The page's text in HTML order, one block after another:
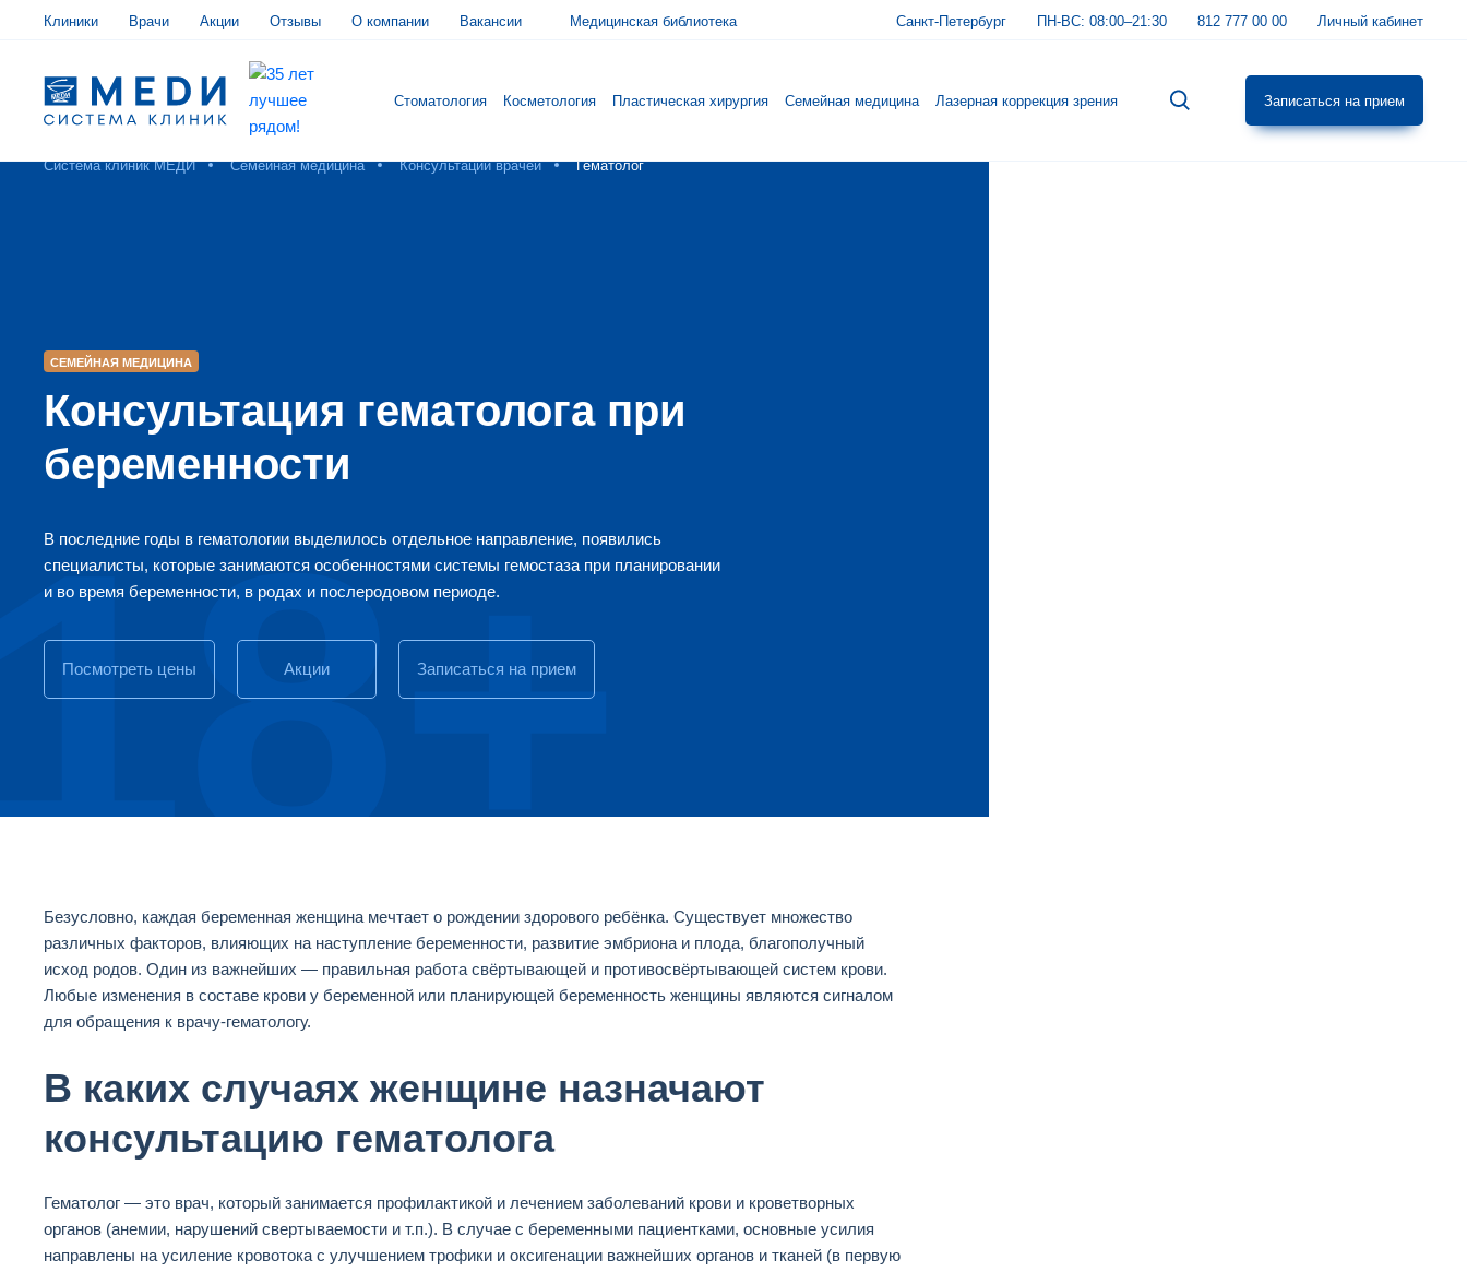
Клиники Врачи Акции Отзывы О компании Вакансии Медицинская библиотека Санкт-Петербург ПН-ВС: 08:00–21:30 812 777 00 00 Личный кабинет
Стоматология Косметология Пластическая хирургия Семейная медицина Лазерная коррекция зрения Записаться на прием
Система клиник МЕДИ Семейная медицина Консультации врачей Гематолог
СЕМЕЙНАЯ МЕДИЦИНА
Консультация гематолога при
беременности
В последние годы в гематологии выделилось отдельное направление, появились
специалисты, которые занимаются особенностями системы гемостаза при планировании
и во время беременности, в родах и послеродовом периоде.
Посмотреть цены Акции Записаться на прием
Безусловно, каждая беременная женщина мечтает о рождении здорового ребёнка. Существует множество
различных факторов, влияющих на наступление беременности, развитие эмбриона и плода, благополучный
исход родов. Один из важнейших — правильная работа свёртывающей и противосвёртывающей систем крови.
Любые изменения в составе крови у беременной или планирующей беременность женщины являются сигналом
для обращения к врачу-гематологу.
В каких случаях женщине назначают
консультацию гематолога
Гематолог — это врач, который занимается профилактикой и лечением заболеваний крови и кроветворных
органов (анемии, нарушений свертываемости и т.п.). В случае с беременными пациентками, основные усилия
направлены на усиление кровотока с улучшением трофики и оксигенации важнейших органов и тканей (в первую